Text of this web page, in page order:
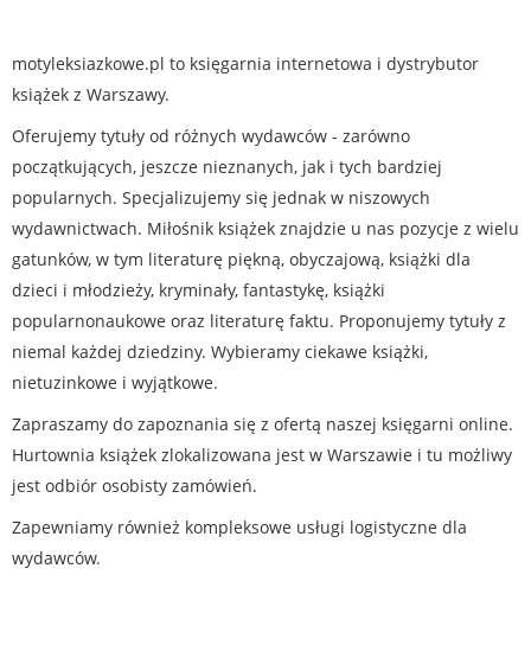
motyleksiazkowe.pl to księgarnia internetowa i dystrybutor
książek z Warszawy.
Oferujemy tytuły od różnych wydawców - zarówno
początkujących, jeszcze nieznanych, jak i tych bardziej
popularnych. Specjalizujemy się jednak w niszowych
wydawnictwach. Miłośnik książek znajdzie u nas pozycje z wielu
gatunków, w tym literaturę piękną, obyczajową, książki dla
dzieci i młodzieży, kryminały, fantastykę, książki
popularnonaukowe oraz literaturę faktu. Proponujemy tytuły z
niemal każdej dziedziny. Wybieramy ciekawe książki,
nietuzinkowe i wyjątkowe.
Zapraszamy do zapoznania się z ofertą naszej księgarni online.
Hurtownia książek zlokalizowana jest w Warszawie i tu możliwy
jest odbiór osobisty zamówień.
Zapewniamy również kompleksowe usługi logistyczne dla
wydawców.